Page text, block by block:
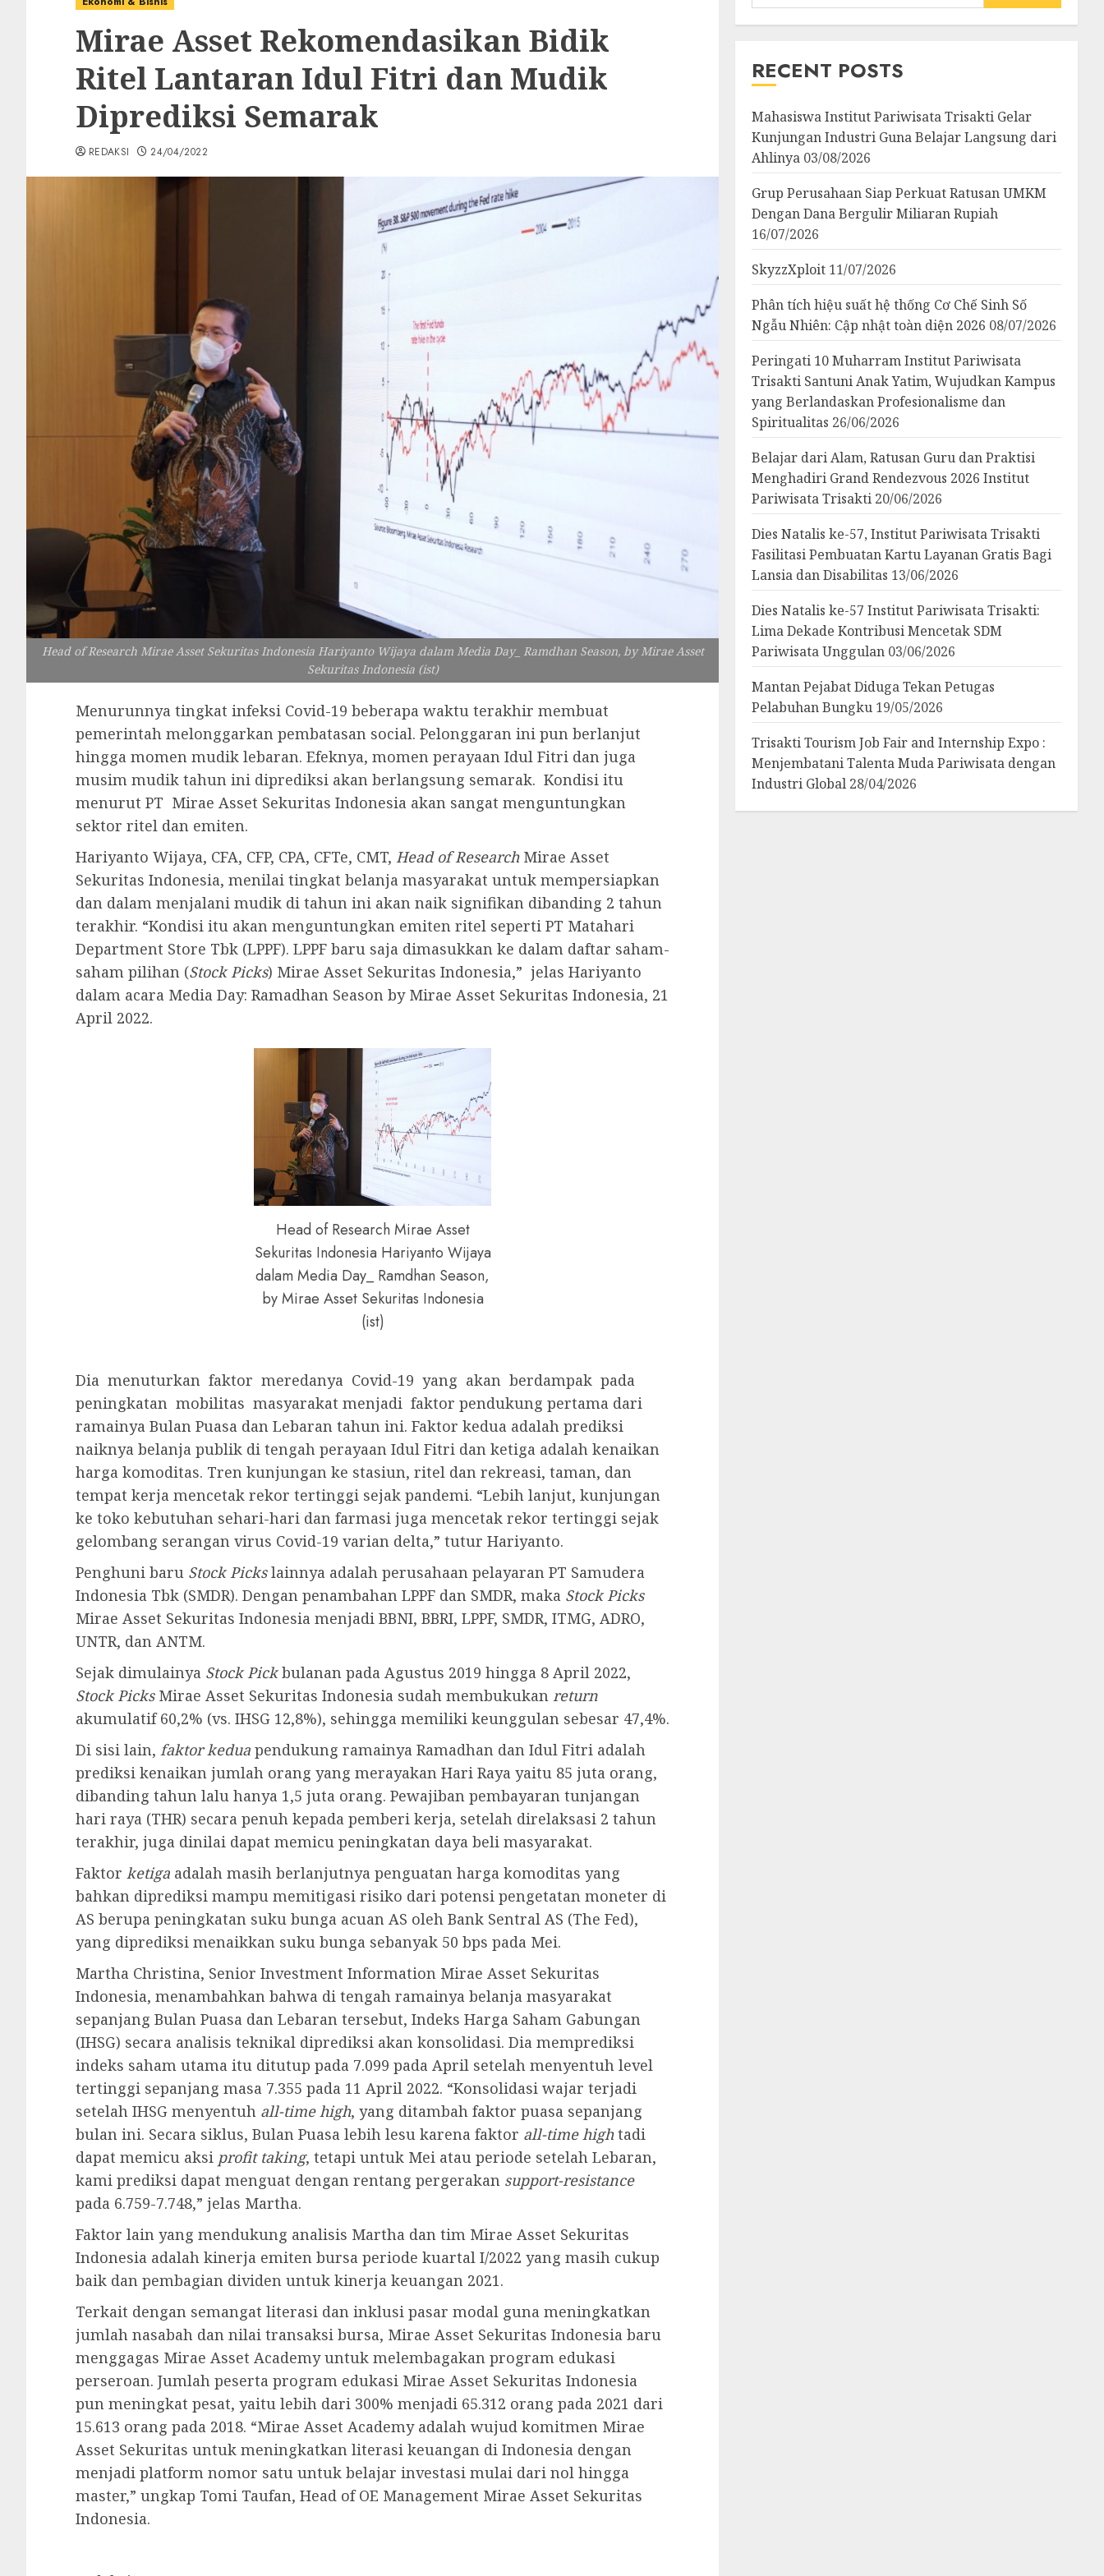
Mirae Asset Rekomendasikan Bidik
Ritel Lantaran Idul Fitri dan Mudik
Diprediksi Semarak
REDAKSI 24/04/2022
Head of Research Mirae Asset Sekuritas Indonesia Hariyanto Wijaya dalam Media Day_ Ramdhan Season, by Mirae Asset
Sekuritas Indonesia (ist)
Menurunnya tingkat infeksi Covid-19 beberapa waktu terakhir membuat
pemerintah melonggarkan pembatasan social. Pelonggaran ini pun berlanjut
hingga momen mudik lebaran. Efeknya, momen perayaan Idul Fitri dan juga
musim mudik tahun ini diprediksi akan berlangsung semarak. Kondisi itu
menurut PT Mirae Asset Sekuritas Indonesia akan sangat menguntungkan
sektor ritel dan emiten.
Hariyanto Wijaya, CFA, CFP, CPA, CFTe, CMT, Head of Research Mirae Asset
Sekuritas Indonesia, menilai tingkat belanja masyarakat untuk mempersiapkan
dan dalam menjalani mudik di tahun ini akan naik signifikan dibanding 2 tahun
terakhir. “Kondisi itu akan menguntungkan emiten ritel seperti PT Matahari
Department Store Tbk (LPPF). LPPF baru saja dimasukkan ke dalam daftar saham-
saham pilihan (Stock Picks) Mirae Asset Sekuritas Indonesia,” jelas Hariyanto
dalam acara Media Day: Ramadhan Season by Mirae Asset Sekuritas Indonesia, 21
April 2022.
Head of Research Mirae Asset
Sekuritas Indonesia Hariyanto Wijaya
dalam Media Day_ Ramdhan Season,
by Mirae Asset Sekuritas Indonesia
(ist)
Dia menuturkan faktor meredanya Covid-19 yang akan berdampak pada
peningkatan mobilitas masyarakat menjadi faktor pendukung pertama dari
ramainya Bulan Puasa dan Lebaran tahun ini. Faktor kedua adalah prediksi
naiknya belanja publik di tengah perayaan Idul Fitri dan ketiga adalah kenaikan
harga komoditas. Tren kunjungan ke stasiun, ritel dan rekreasi, taman, dan
tempat kerja mencetak rekor tertinggi sejak pandemi. “Lebih lanjut, kunjungan
ke toko kebutuhan sehari-hari dan farmasi juga mencetak rekor tertinggi sejak
gelombang serangan virus Covid-19 varian delta,” tutur Hariyanto.
Penghuni baru Stock Pickslainnya adalah perusahaan pelayaran PT Samudera
Indonesia Tbk (SMDR). Dengan penambahan LPPF dan SMDR, maka Stock Picks
Mirae Asset Sekuritas Indonesia menjadi BBNI, BBRI, LPPF, SMDR, ITMG, ADRO,
UNTR, dan ANTM.
Sejak dimulainya Stock Pickbulanan pada Agustus 2019 hingga 8 April 2022,
Stock Picks Mirae Asset Sekuritas Indonesia sudah membukukan return
akumulatif 60,2% (vs. IHSG 12,8%), sehingga memiliki keunggulan sebesar 47,4%.
Di sisi lain, faktor kedua pendukung ramainya Ramadhan dan Idul Fitri adalah
prediksi kenaikan jumlah orang yang merayakan Hari Raya yaitu 85 juta orang,
dibanding tahun lalu hanya 1,5 juta orang. Pewajiban pembayaran tunjangan
hari raya (THR) secara penuh kepada pemberi kerja, setelah direlaksasi 2 tahun
terakhir, juga dinilai dapat memicu peningkatan daya beli masyarakat.
Faktor ketiga adalah masih berlanjutnya penguatan harga komoditas yang
bahkan diprediksi mampu memitigasi risiko dari potensi pengetatan moneter di
AS berupa peningkatan suku bunga acuan AS oleh Bank Sentral AS (The Fed),
yang diprediksi menaikkan suku bunga sebanyak 50 bps pada Mei.
Martha Christina, Senior Investment Information Mirae Asset Sekuritas
Indonesia, menambahkan bahwa di tengah ramainya belanja masyarakat
sepanjang Bulan Puasa dan Lebaran tersebut, Indeks Harga Saham Gabungan
(IHSG) secara analisis teknikal diprediksi akan konsolidasi. Dia memprediksi
indeks saham utama itu ditutup pada 7.099 pada April setelah menyentuh level
tertinggi sepanjang masa 7.355 pada 11 April 2022. “Konsolidasi wajar terjadi
setelah IHSG menyentuh all-time high, yang ditambah faktor puasa sepanjang
bulan ini. Secara siklus, Bulan Puasa lebih lesu karena faktor all-time hightadi
dapat memicu aksi profit taking, tetapi untuk Mei atau periode setelah Lebaran,
kami prediksi dapat menguat dengan rentang pergerakan support-resistance
pada 6.759-7.748,” jelas Martha.
Faktor lain yang mendukung analisis Martha dan tim Mirae Asset Sekuritas
Indonesia adalah kinerja emiten bursa periode kuartal I/2022 yang masih cukup
baik dan pembagian dividen untuk kinerja keuangan 2021.
Terkait dengan semangat literasi dan inklusi pasar modal guna meningkatkan
jumlah nasabah dan nilai transaksi bursa, Mirae Asset Sekuritas Indonesia baru
menggagas Mirae Asset Academy untuk melembagakan program edukasi
perseroan. Jumlah peserta program edukasi Mirae Asset Sekuritas Indonesia
pun meningkat pesat, yaitu lebih dari 300% menjadi 65.312 orang pada 2021 dari
15.613 orang pada 2018. “Mirae Asset Academy adalah wujud komitmen Mirae
Asset Sekuritas untuk meningkatkan literasi keuangan di Indonesia dengan
menjadi platform nomor satu untuk belajar investasi mulai dari nol hingga
master,” ungkap Tomi Taufan, Head of OE Management Mirae Asset Sekuritas
Indonesia.
for:
RECENT POSTS
Mahasiswa Institut Pariwisata Trisakti Gelar
Kunjungan Industri Guna Belajar Langsung dari
Ahlinya 03/08/2026
Grup Perusahaan Siap Perkuat Ratusan UMKM
Dengan Dana Bergulir Miliaran Rupiah
16/07/2026
SkyzzXploit 11/07/2026
Phân tích hiệu suất hệ thống Cơ Chế Sinh Số
Ngẫu Nhiên: Cập nhật toàn diện 2026 08/07/2026
Peringati 10 Muharram Institut Pariwisata
Trisakti Santuni Anak Yatim, Wujudkan Kampus
yang Berlandaskan Profesionalisme dan
Spiritualitas 26/06/2026
Belajar dari Alam, Ratusan Guru dan Praktisi
Menghadiri Grand Rendezvous 2026 Institut
Pariwisata Trisakti 20/06/2026
Dies Natalis ke-57, Institut Pariwisata Trisakti
Fasilitasi Pembuatan Kartu Layanan Gratis Bagi
Lansia dan Disabilitas 13/06/2026
Dies Natalis ke-57 Institut Pariwisata Trisakti:
Lima Dekade Kontribusi Mencetak SDM
Pariwisata Unggulan 03/06/2026
Mantan Pejabat Diduga Tekan Petugas
Pelabuhan Bungku 19/05/2026
Trisakti Tourism Job Fair and Internship Expo :
Menjembatani Talenta Muda Pariwisata dengan
Industri Global 28/04/2026